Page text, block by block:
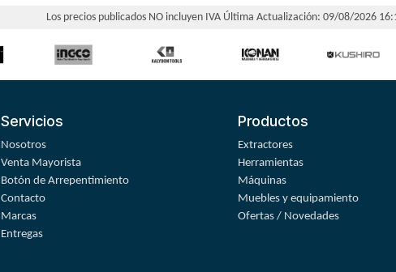
Los precios publicados NO incluyen IVA Última Actualización: 09/08/2026
Servicios
Nosotros
Venta Mayorista
Botón de Arrepentimiento
Contacto
Marcas
Entregas
Productos
Extractores
Herramientas
Máquinas
Muebles y equipamiento
Ofertas / Novedades